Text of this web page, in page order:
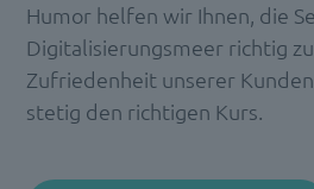
Humor helfen wir Ihnen, die
Digitalisierungsmeer richtig
Zufriedenheit unserer
stetig den richtigen Kurs.